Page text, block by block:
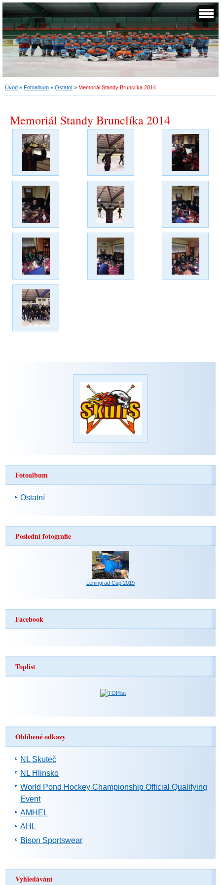
Úvod » Fotoalbum » Ostatní » Memoriál Standy Brunclíka 2014
Memoriál Standy Brunclíka 2014
Fotoalbum
Ostatní
Poslední fotografie
Leningrad Cup 2019
Facebook
Toplist
Oblíbené odkazy
NL Skuteč
NL Hlinsko
World Pond Hockey Championship Official Qualifying
Event
AMHEL
AHL
Bison Sportswear
Vyhledávání